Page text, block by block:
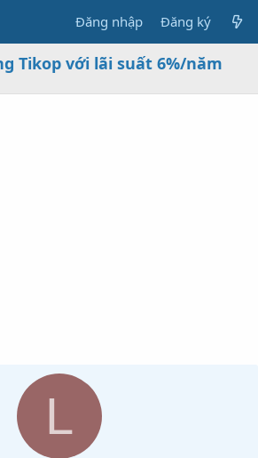
Đăng nhập Đăng ký
Tikop với lãi suất 6%/năm
L